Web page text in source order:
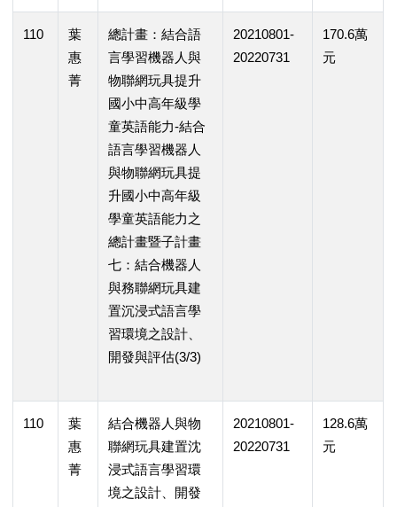
110
葉
惠
菁
總計畫：結合語
言學習機器人與
物聯網玩具提升
國小中高年級學
童英語能力-結合
語言學習機器人
與物聯網玩具提
升國小中高年級
學童英語能力之
總計畫暨子計畫
七：結合機器人
與務聯網玩具建
置沉浸式語言學
習環境之設計、
開發與評估(3/3)
20210801-
20220731
170.6萬
元
110
葉
惠
菁
結合機器人與物
聯網玩具建置沈
浸式語言學習環
境之設計、開發
20210801-
20220731
128.6萬
元